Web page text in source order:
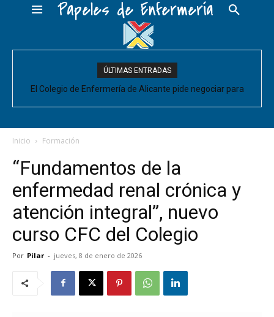
Papeles de Enfermería
ÚLTIMAS ENTRADAS
El Colegio de Enfermería de Alicante pide negociar para
y CESM-CV
Inicio Formación
“Fundamentos de la
enfermedad renal crónica y
atención integral”, nuevo
curso CFC del Colegio
Por Pilar - jueves, 8 de enero de 2026